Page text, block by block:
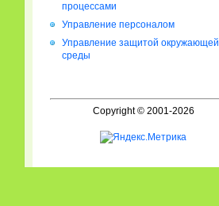
процессами
Управление персоналом
Управление защитой окружающей
среды
Copyright © 2001-2026